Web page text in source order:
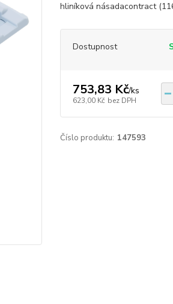
hliníková násadacontract
Dostupnost
753,83 Kč/ks
623,00 Kč bez DPH
Číslo produktu: 147593